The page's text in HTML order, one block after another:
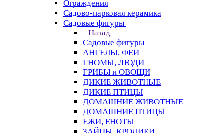
Ограждения
Садово-парковая керамика
Садовые фигуры
Назад
Садовые фигуры
АНГЕЛЫ, ФЕИ
ГНОМЫ, ЛЮДИ
ГРИБЫ и ОВОЩИ
ДИКИЕ ЖИВОТНЫЕ
ДИКИЕ ПТИЦЫ
ДОМАШНИЕ ЖИВОТНЫЕ
ДОМАШНИЕ ПТИЦЫ
ЕЖИ, ЕНОТЫ